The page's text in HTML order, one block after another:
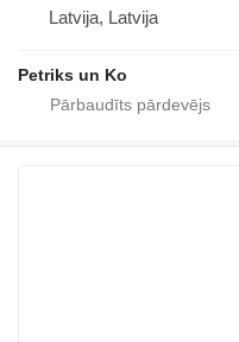
Latvija, Latvija
Petriks un Ko